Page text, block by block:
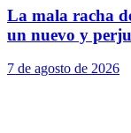
La mala racha
un nuevo y
7 de agosto de 2026